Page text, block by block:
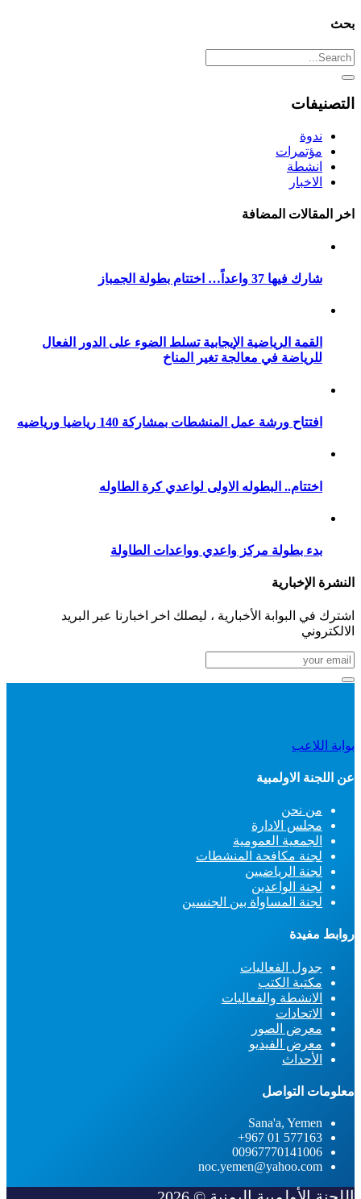
بحث
التصنيفات
ندوة
مؤتمرات
انشطة
الاخبار
اخر المقالات المضافة
شارك فيها 37 واعداً… اختتام بطولة الجمباز
القمة الرياضية الإيجابية تسلط الضوء على الدور الفعال
للرياضة في معالجة تغير المناخ
افتتاح ورشة عمل المنشطات بمشاركة 140 رياضيا ورياضيه
اختتام.. البطوله الاولى لواعدي كرة الطاوله
بدء بطولة مركز واعدي وواعدات الطاولة
النشرة الإخبارية
اشترك في البوابة الأخبارية ، ليصلك اخر اخبارنا عبر البريد
الالكتروني
بوابة اللاعب
عن اللجنة الاولمبية
من نحن
مجلس الادارة
الجمعية العمومية
لجنة مكافحة المنشطات
لجنة الرياضيين
لجنة الواعدين
لجنة المساواة بين الجنسين
روابط مفيدة
جدول الفعاليات
مكتبة الكتب
الانشطة والفعاليات
الاتحادات
معرض الصور
معرض الفيديو
الأحداث
معلومات التواصل
Sana'a, Yemen
577163 01 967+
00967770141006
noc.yemen@yahoo.com